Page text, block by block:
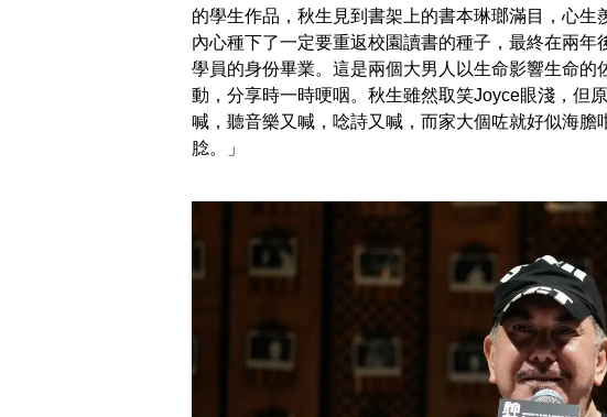
的學生作品，秋生見到書架上的書本琳瑯滿目，心生
內心種下了一定要重返校園讀書的種子，最終在兩年
學員的身份畢業。這是兩個大男人以生命影響生命
動，分享時一時哽咽。秋生雖然取笑Joyce眼淺，但
喊，聽音樂又喊，唸詩又喊，而家大個咗就好似海膽
腍。」